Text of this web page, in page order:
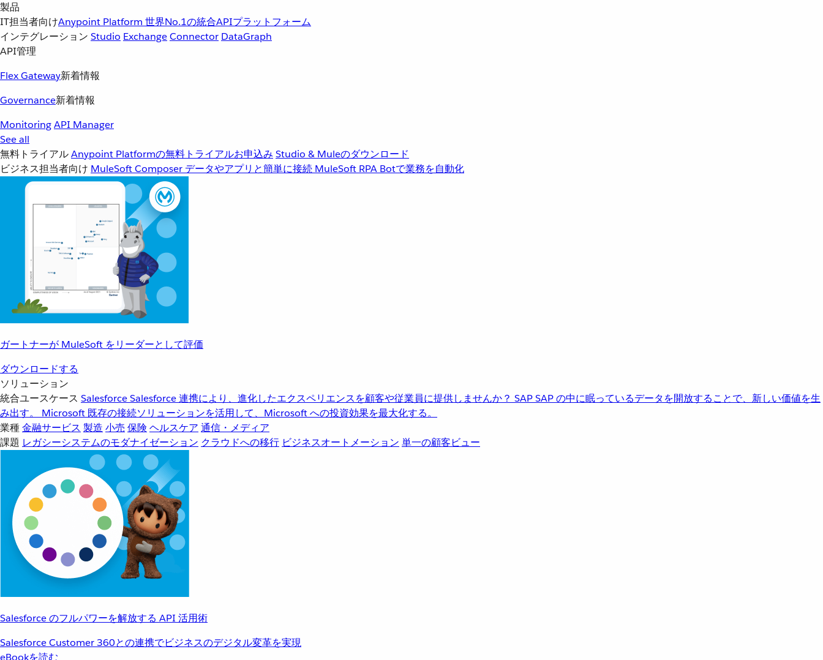
製品
IT担当者向けAnypoint Platform 世界No.1の統合APIプラットフォーム
インテグレーション Studio ExchangeConnector DataGraph
API管理
Flex Gateway新着情報
Governance新着情報
MonitoringAPI Manager
See all
無料トライアルAnypoint Platformの無料トライアルお申込み Studio & Muleのダウンロード
ビジネス担当者向け MuleSoft Composer データやアプリと簡単に接続 MuleSoft RPA Botで業務を自動化
ガートナーが MuleSoft をリーダーとして評価
ダウンロードする
ソリューション
統合ユースケース SalesforceSalesforce 連携により、進化したエクスペリエンスを顧客や従業員に提供しませんか？ SAPSAP の中に眠っているデータを開放することで、新しい価値を生
み出す。
Microsoft 既存の接続ソリューションを活用して、Microsoft への投資効果を最大化する。
業種金融サービス 製造 小売 保険 ヘルスケア 通信・メディア
課題 レガシーシステムのモダナイゼーション クラウドへの移行 ビジネスオートメーション 単一の顧客ビュー
Salesforce のフルパワーを解放する API 活用術
Salesforce Customer 360との連携でビジネスのデジタル変革を実現
eBookを読む